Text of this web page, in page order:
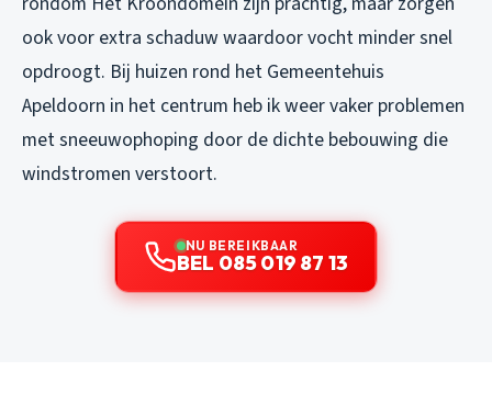
ook voor extra schaduw waardoor vocht minder snel
opdroogt. Bij huizen rond het Gemeentehuis
Apeldoorn in het centrum heb ik weer vaker problemen
met sneeuwophoping door de dichte bebouwing die
windstromen verstoort.
NU BEREIKBAAR
BEL 085 019 87 13